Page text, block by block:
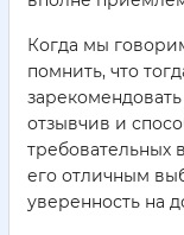
Когда мы
помнить, что
отзывчив и
требовательных
его отличным
уверенность на